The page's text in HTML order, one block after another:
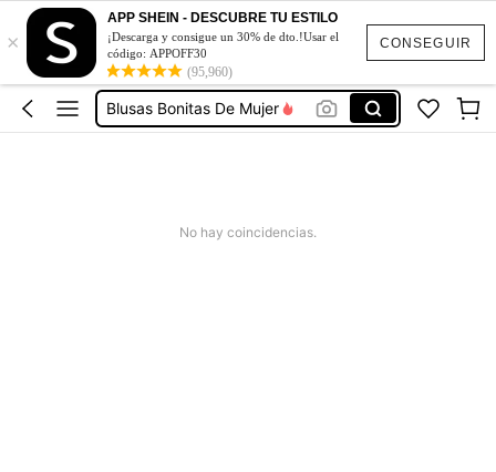
CONSEGUIR
×
APP SHEIN - DESCUBRE TU ESTILO
¡Descarga y consigue un 30% de dto.!Usar el
código: APPOFF30
(95,960)
Vestidos De Mujer Casual
Vestidos Elegantes De Mujer
Blusas Bonitas De Mujer
Conjunto De Dos Piezas Mujer
No hay coincidencias.